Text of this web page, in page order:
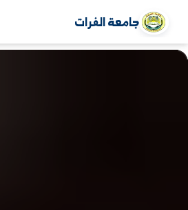
جامعة الفرات